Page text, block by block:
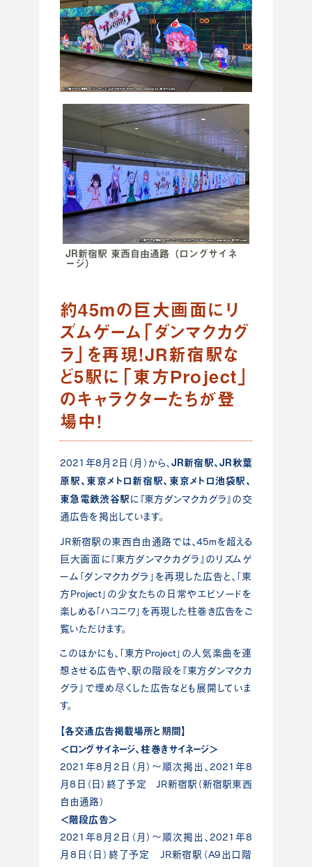
JR新宿駅 東西自由通路（ロングサイネ
ージ）
約45mの巨大画面にリ
ズムゲーム「ダンマクカグ
ラ」を再現！JR新宿駅な
ど5駅に「東方Project」
のキャラクターたちが登
場中！
2021年8月2日（月）から、 JR新宿駅、JR秋葉
原駅、東京メトロ新宿駅、東京メトロ池袋駅、
東急電鉄渋谷駅 に『東方ダンマクカグラ』 の交
通広告を掲出しています。
JR新宿駅の東西自由通路では、45mを超える
巨大画面に『東方ダンマクカグラ』のリズムゲ
ーム「ダンマクカグラ」 を再現した広告と、「東
方Project」 の少女たちの日常やエピソードを
楽しめる「ハコニワ」 を再現した柱巻き広告をご
覧いただけます。
このほかにも、「東方Project」 の人気楽曲を連
想させる広告や、駅の階段を『東方ダンマクカ
グラ』 で埋め尽くした広告なども展開していま
す。
【各交通広告掲載場所と期間】
＜ロングサイネージ、柱巻きサイネージ＞
2021年8月2日（月）～順次掲出、2021年8
月8日（日） 終了予定 JR新宿駅（新宿駅東西
自由通路）
＜階段広告＞
2021年8月2日（月）～順次掲出、2021年8
月8日（日） 終了予定 JR新宿駅（A9出口階